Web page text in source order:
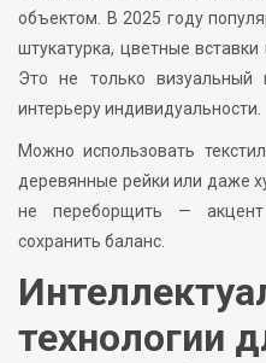
объектом. В 2025 году
штукатурка, цветные
Это не только визуальный
интерьеру индивидуальности.
Можно использовать
деревянные рейки или даже
не переборщить —
сохранить баланс.
технологии